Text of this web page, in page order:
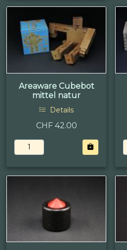
Areaware Cubebot
mittel natur
Details
CHF 42.00